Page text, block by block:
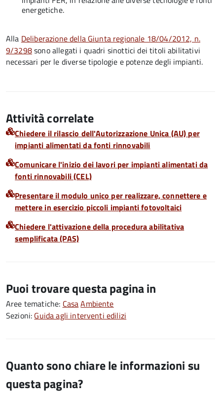
energetiche.
Alla Deliberazione della Giunta regionale 18/04/2012, n.
9/3298sono allegati i quadri sinottici dei titoli abilitativi
necessari per le diverse tipologie e potenze degli impianti.
Attività correlate
Chiedere il rilascio dell'Autorizzazione Unica (AU) per
impianti alimentati da fonti rinnovabili
Comunicare l'inizio dei lavori per impianti alimentati da
fonti rinnovabili (CEL)
Presentare il modulo unico per realizzare, connettere e
mettere in esercizio piccoli impianti fotovoltaici
Chiedere l'attivazione della procedura abilitativa
semplificata (PAS)
Puoi trovare questa pagina in
Aree tematiche: CasaAmbiente
Sezioni: Guida agli interventi edilizi
Quanto sono chiare le informazioni su
questa pagina?